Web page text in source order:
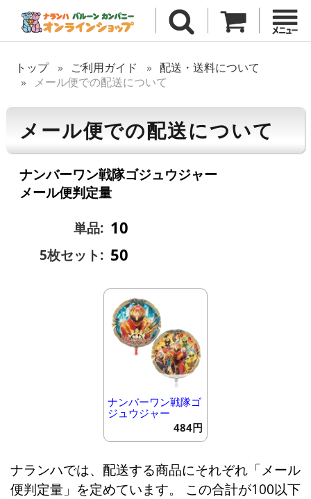
トップ ご利用ガイド
配送・送料について
メール便での配送について
メール便での配送について
ナンバーワン戦隊ゴジュウジャー
メール便判定量
単品: 10
5枚セット: 50
ナンバーワン戦隊ゴ
ジュウジャー
484円
ナランハでは、配送する商品にそれぞれ「メール
便判定量」を定めています。 この合計が100以下